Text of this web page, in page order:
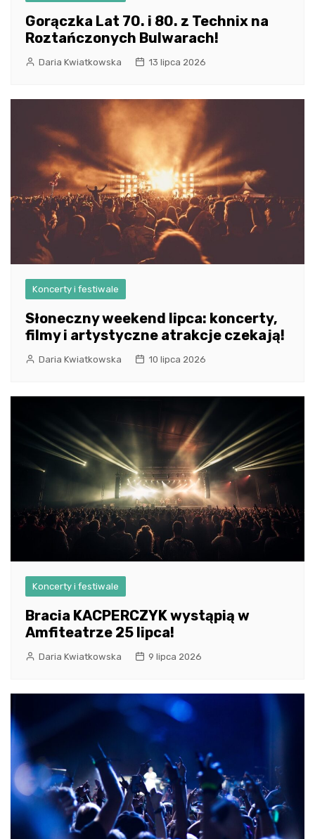
Gorączka Lat 70. i 80. z Technix na
Roztańczonych Bulwarach!
Daria Kwiatkowska 13 lipca 2026
Koncerty i festiwale
Słoneczny weekend lipca: koncerty,
filmy i artystyczne atrakcje czekają!
Daria Kwiatkowska 10 lipca 2026
Koncerty i festiwale
Bracia KACPERCZYK wystąpią w
Amfiteatrze 25 lipca!
Daria Kwiatkowska 9 lipca 2026